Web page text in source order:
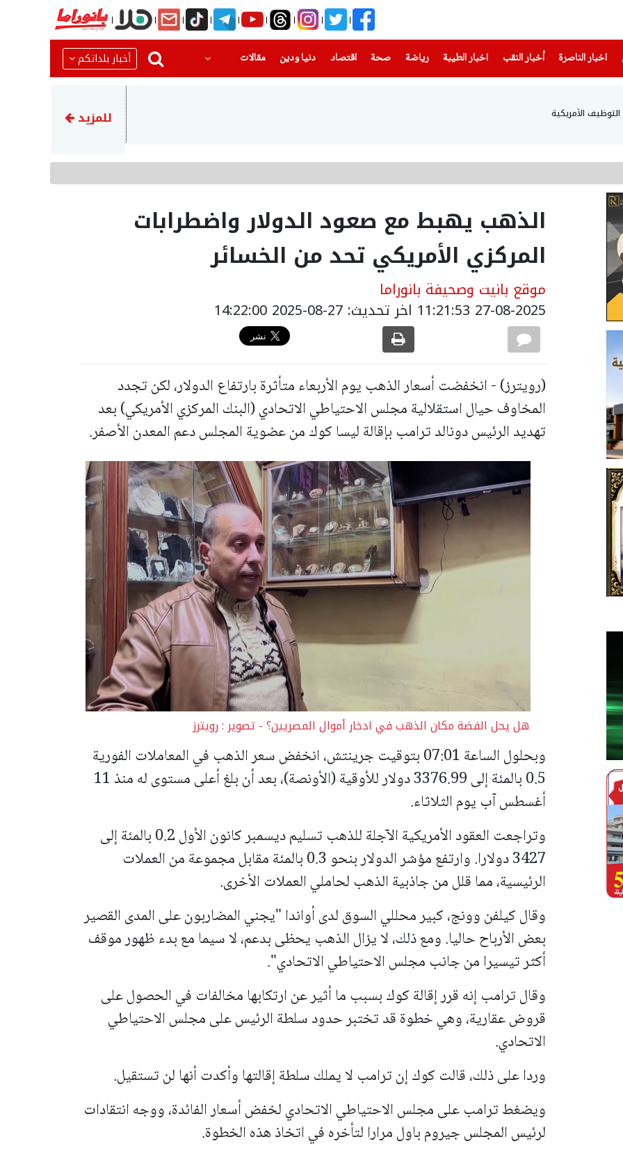
اخبار الناصرة
(current) أخبار النقب اخبار الطيبة(current) رياضة
(current) صحة(current) اقتصاد دنيا ودين
(current) مقالات أخبار بلداتكم
التوظيف الأمريكية ضحية الحادث المروع قرب
للمزيد
الذهب يهبط مع صعود الدولار واضطرابات
المركزي الأمريكي تحد من الخسائر
موقع بانيت وصحيفة بانوراما
27-08-2025 11:21:53 اخر تحديث: 27-08-2025 14:22:00
(رويترز) - انخفضت أسعار الذهب يوم الأربعاء متأثرة بارتفاع الدولار، لكن تجدد
المخاوف حيال استقلالية مجلس الاحتياطي الاتحادي (البنك المركزي الأمريكي) بعد
تهديد الرئيس دونالد ترامب بإقالة ليسا كوك من عضوية المجلس دعم المعدن الأصفر.
هل يحل الفضة مكان الذهب في ادخار أموال المصريين؟ - تصوير : رويترز
وبحلول الساعة 07:01 بتوقيت جرينتش، انخفض سعر الذهب في المعاملات الفورية
0.5 بالمئة إلى 3376.99 دولار للأوقية (الأونصة)، بعد أن بلغ أعلى مستوى له منذ 11
أغسطس آب‭ ‬يوم الثلاثاء.
وتراجعت العقود الأمريكية الآجلة للذهب تسليم ديسمبر كانون الأول 0.2 بالمئة إلى
3427 دولارا.
وارتفع مؤشر الدولار بنحو 0.3 بالمئة مقابل مجموعة من العملات
الرئيسية، مما قلل من جاذبية الذهب لحاملي العملات الأخرى.
وقال كيلفن وونج، كبير محللي السوق لدى أواندا "يجني المضاربون على المدى القصير
بعض الأرباح حاليا. ومع ذلك، لا يزال الذهب يحظى بدعم، لا سيما مع بدء ظهور موقف
أكثر تيسيرا من جانب مجلس الاحتياطي الاتحادي".
وقال ترامب إنه قرر إقالة كوك بسبب ما أثير عن ارتكابها مخالفات في الحصول على
قروض عقارية، وهي خطوة قد تختبر حدود سلطة الرئيس على مجلس الاحتياطي
الاتحادي.
وردا على ذلك، قالت كوك إن ترامب لا يملك سلطة إقالتها وأكدت أنها لن تستقيل.
ويضغط ترامب على مجلس الاحتياطي الاتحادي لخفض أسعار الفائدة، ووجه انتقادات
لرئيس المجلس جيروم باول مرارا لتأخره في اتخاذ هذه الخطوة.